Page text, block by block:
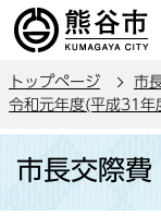
の
ー
トップページ 市
令和元年度(平成31年
市長交際